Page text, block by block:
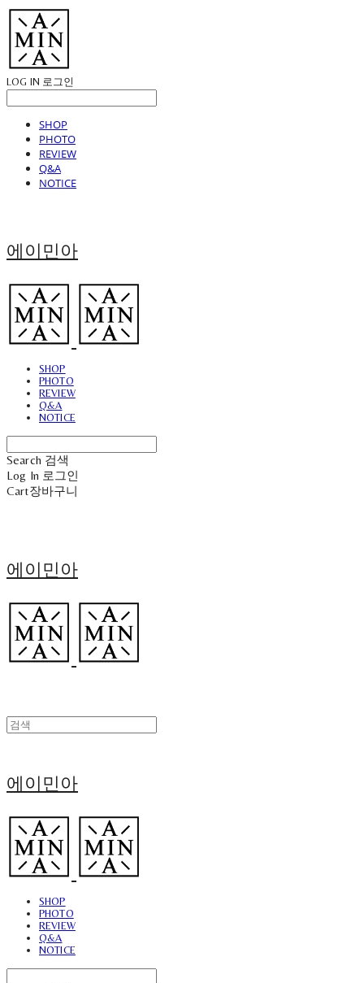
LOG IN 로그인
SHOP
PHOTO
REVIEW
Q&A
NOTICE
에이민아
SHOP
PHOTO
REVIEW
Q&A
NOTICE
Search 검색
Log In 로그인
Cart장바구니
에이민아
에이민아
SHOP
PHOTO
REVIEW
Q&A
NOTICE